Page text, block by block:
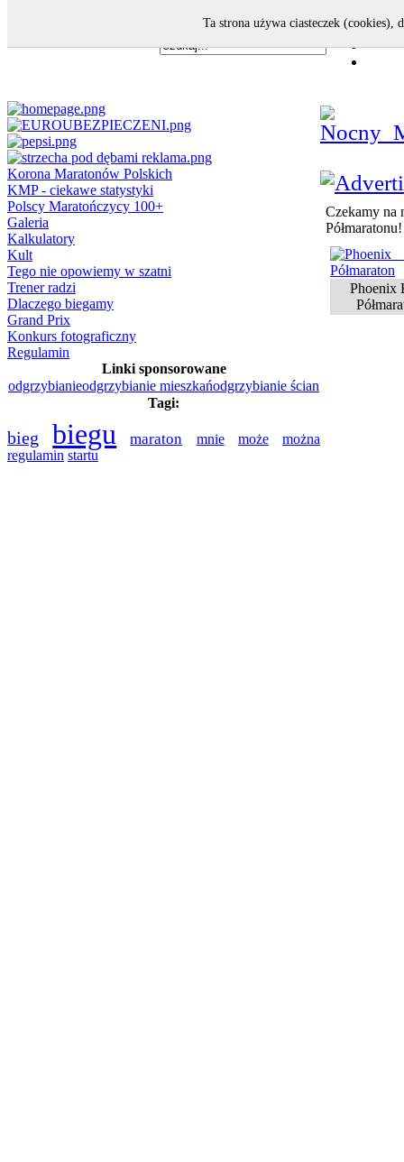
Korona Maratonów Polskich
KMP - ciekawe statystyki
Polscy Maratończycy 100+
Galeria
Kalkulatory
Kult
Tego nie opowiemy w szatni
Trener radzi
Dlaczego biegamy
Grand Prix
Konkurs fotograficzny
Regulamin
Linki sponsorowane
odgrzybianieodgrzybianie mieszkańodgrzybianie ścian
Tagi:
bieg biegu maraton mnie może można
regulamin startu
Czekamy na
Półmaratonu!
Phoenix
Ta strona używa ciasteczek (cookies),